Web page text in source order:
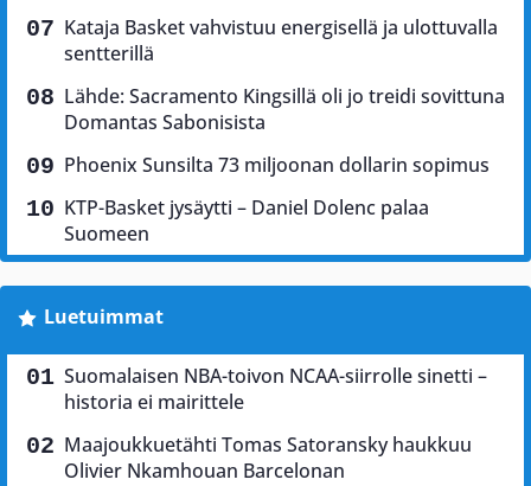
Kataja Basket vahvistuu energisellä ja ulottuvalla
sentterillä
Lähde: Sacramento Kingsillä oli jo treidi sovittuna
Domantas Sabonisista
Phoenix Sunsilta 73 miljoonan dollarin sopimus
KTP-Basket jysäytti – Daniel Dolenc palaa
Suomeen
Luetuimmat
Suomalaisen NBA-toivon NCAA-siirrolle sinetti –
historia ei mairittele
Maajoukkuetähti Tomas Satoransky haukkuu
Olivier Nkamhouan Barcelonan